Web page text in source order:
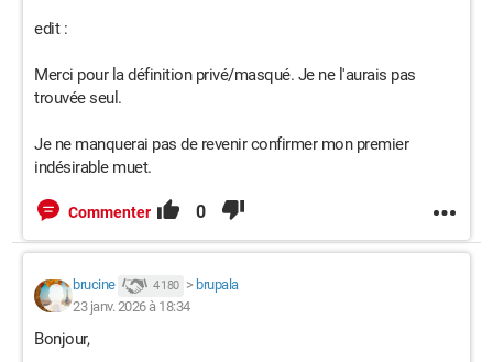
edit :
Merci pour la définition privé/masqué. Je ne l'aurais pas
trouvée seul.
Je ne manquerai pas de revenir confirmer mon premier
indésirable muet.
Commenter 0
brucine 4 180 > brupala
23 janv. 2026 à 18:34
Bonjour,